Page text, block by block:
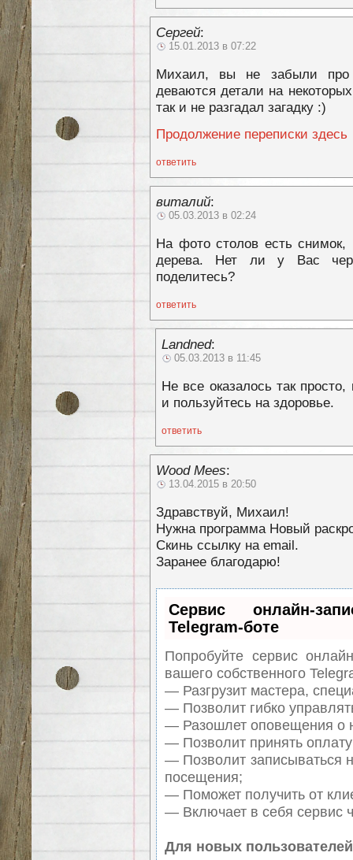
Сергей:
15.01.2013 в 07:22
Михаил, вы не забыли про
деваются детали на
так и не разгадал загадку :)
Продолжение переписки здесь
ответить
виталий:
05.03.2013 в 02:24
На фото столов есть снимок,
дерева. Нет ли у Вас
поделитесь?
ответить
Landned:
05.03.2013 в 11:45
Не все оказалось так
и пользуйтесь на здоровье.
ответить
Wood Mees:
13.04.2015 в 20:50
Здравствуй, Михаил!
Нужна программа Новый
Скинь ссылку на email.
Заранее благодарю!
Сервис онлайн-
Telegram-боте
Попробуйте сервис
вашего собственного
— Разгрузит мастера,
— Позволит гибко
— Разошлет оповещения о
— Позволит принять
— Позволит записываться
посещения;
— Поможет получить от
— Включает в себя сервис
Для новых